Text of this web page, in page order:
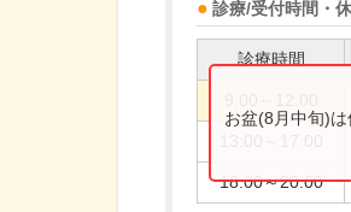
診療/受付時間・
診療時間
18:00～20:00
お盆(8月中旬)